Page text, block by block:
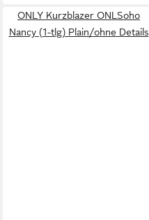
ONLY Kurzblazer ONLSoho
Nancy (1-tlg) Plain/ohne Details